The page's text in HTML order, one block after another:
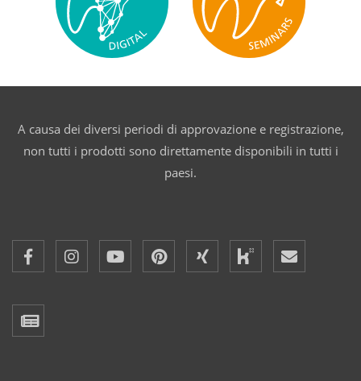
A causa dei diversi periodi di approvazione e registrazione,
non tutti i prodotti sono direttamente disponibili in tutti i
paesi.